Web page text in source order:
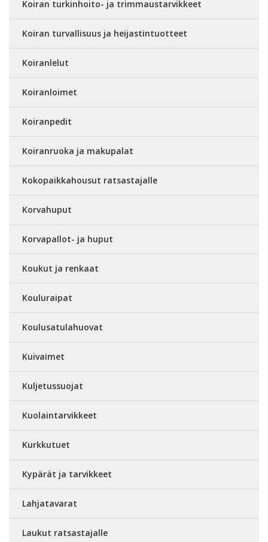
Koiran turkinhoito- ja trimmaustarvikkeet
Koiran turvallisuus ja heijastintuotteet
Koiranlelut
Koiranloimet
Koiranpedit
Koiranruoka ja makupalat
Kokopaikkahousut ratsastajalle
Korvahuput
Korvapallot- ja huput
Koukut ja renkaat
Kouluraipat
Koulusatulahuovat
Kuivaimet
Kuljetussuojat
Kuolaintarvikkeet
Kurkkutuet
Kypärät ja tarvikkeet
Lahjatavarat
Laukut ratsastajalle